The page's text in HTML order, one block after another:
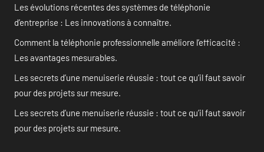
Les évolutions récentes des systèmes de téléphonie
d’entreprise : Les innovations à connaître.
Comment la téléphonie professionnelle améliore l’efficacité :
Les avantages mesurables.
Les secrets d’une menuiserie réussie : tout ce qu’il faut savoir
pour des projets sur mesure.
Les secrets d’une menuiserie réussie : tout ce qu’il faut savoir
pour des projets sur mesure.